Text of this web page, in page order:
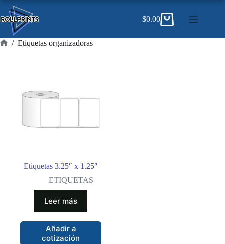
Saltar
contenido
Carro
compra
$0.00
/ Etiquetas organizadoras
Etiquetas 3.25″ x 1.25″
ETIQUETAS
Leer más
Añadir a
cotización